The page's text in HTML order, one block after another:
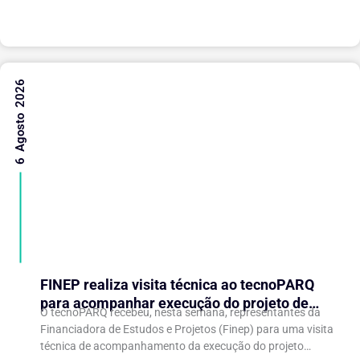
FINEP realiza visita técnica ao tecnoPARQ
para acompanhar execução do projeto de
expansão do Parque Tecnológico
O tecnoPARQ recebeu, nesta semana, representantes da
Financiadora de Estudos e Projetos (Finep) para uma visita
técnica de acompanhamento da execução do projeto
6 Agosto 2026